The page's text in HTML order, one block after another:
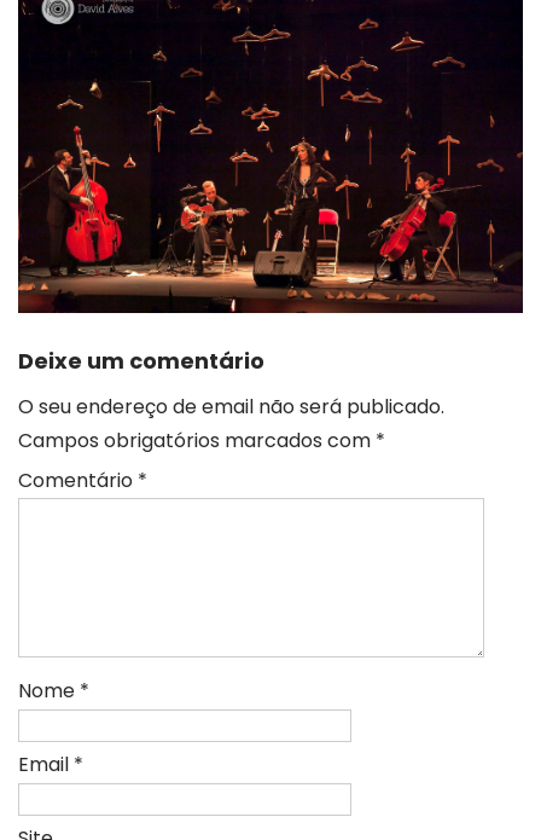
Deixe um comentário
O seu endereço de email não será publicado.
Campos obrigatórios marcados com *
Comentário *
Nome *
Email *